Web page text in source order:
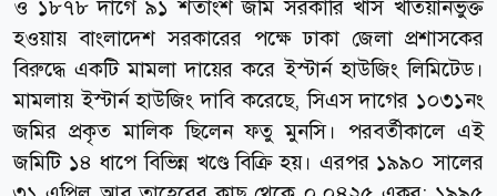
ও ১৮৭৮ দাগে ৯১ শতাংশ জমি সরকারি খাস খতিয়ানভুক্ত
হওয়ায় বাংলাদেশ সরকারের পক্ষে ঢাকা জেলা প্রশাসকের
বিরুদ্ধে একটি মামলা দায়ের করে ইস্টার্ন হাউজিং লিমিটেড।
মামলায় ইস্টার্ন হাউজিং দাবি করেছে, সিএস দাগের ১০৩১নং
জমির প্রকৃত মালিক ছিলেন ফতু মুনসি। পরবর্তীকালে এই
জমিটি ১৪ ধাপে বিভিন্ন খণ্ডে বিক্রি হয়। এরপর ১৯৯০ সালের